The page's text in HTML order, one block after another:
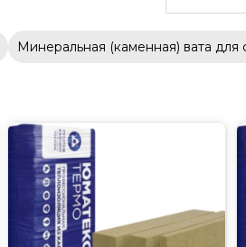
Минеральная (каменная) вата для